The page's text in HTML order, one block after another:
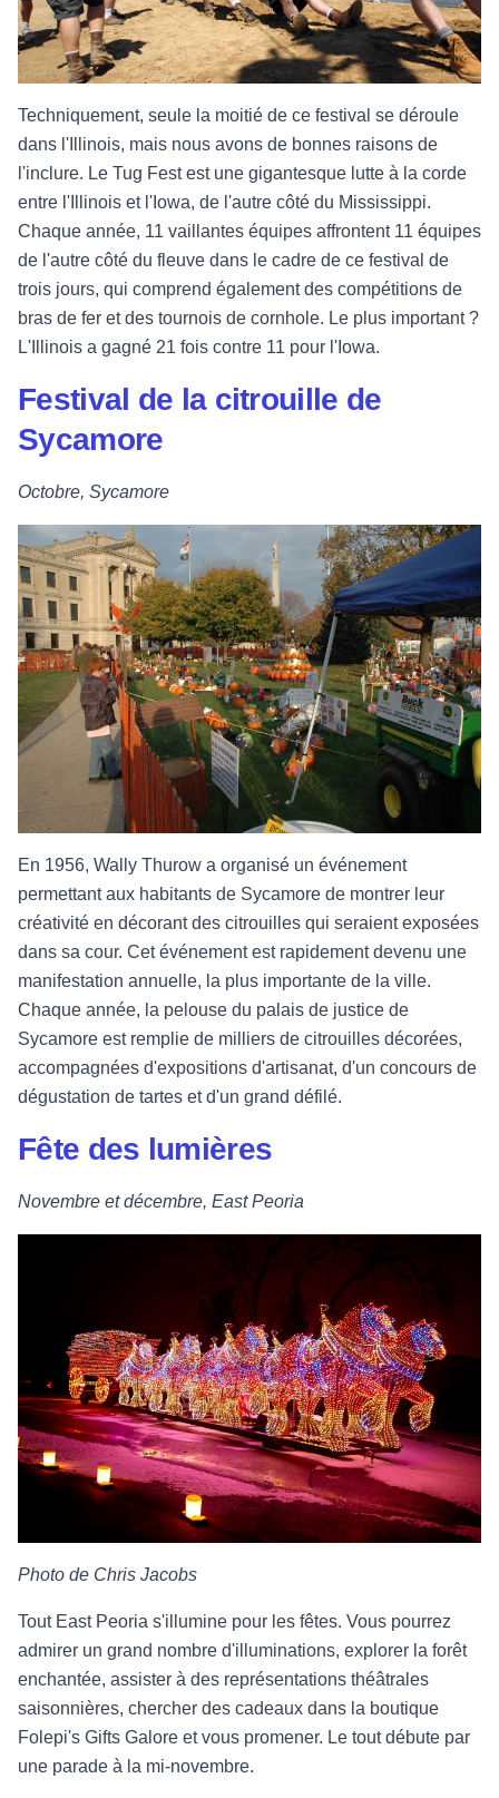
Techniquement, seule la moitié de ce festival se déroule
dans l'Illinois, mais nous avons de bonnes raisons de
l'inclure. Le Tug Fest est une gigantesque lutte à la corde
entre l'Illinois et l'Iowa, de l'autre côté du Mississippi.
Chaque année, 11 vaillantes équipes affrontent 11 équipes
de l'autre côté du fleuve dans le cadre de ce festival de
trois jours, qui comprend également des compétitions de
bras de fer et des tournois de cornhole. Le plus important ?
L'Illinois a gagné 21 fois contre 11 pour l'Iowa.
Festival de la citrouille de
Sycamore
Octobre, Sycamore
En 1956, Wally Thurow a organisé un événement
permettant aux habitants de Sycamore de montrer leur
créativité en décorant des citrouilles qui seraient exposées
dans sa cour. Cet événement est rapidement devenu une
manifestation annuelle, la plus importante de la ville.
Chaque année, la pelouse du palais de justice de
Sycamore est remplie de milliers de citrouilles décorées,
accompagnées d'expositions d'artisanat, d'un concours de
dégustation de tartes et d'un grand défilé.
Fête des lumières
Novembre et décembre, East Peoria
Photo de Chris Jacobs
Tout East Peoria s'illumine pour les fêtes. Vous pourrez
admirer un grand nombre d'illuminations, explorer la forêt
enchantée, assister à des représentations théâtrales
saisonnières, chercher des cadeaux dans la boutique
Folepi's Gifts Galore et vous promener. Le tout débute par
une parade à la mi-novembre.